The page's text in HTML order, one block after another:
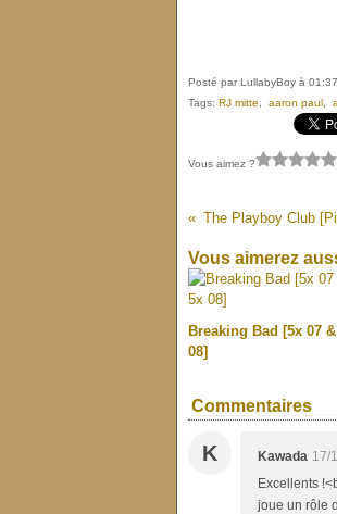
Posté par LullabyBoy à
Tags: RJ mitte aaron paul
Vous aimez ?
The Playboy Club
Vous aimerez
Breaking Bad [5x 07
08]
Commentaires
K Kawada 17/
Excellents
joue un rôle